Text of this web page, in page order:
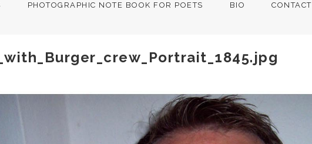
PHOTOGRAPHIC NOTE BOOK FOR POETS BIO CONTACT